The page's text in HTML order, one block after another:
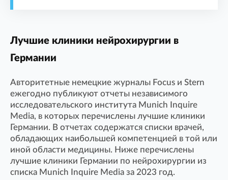
Лучшие клиники нейрохирургии в
Германии
Авторитетные немецкие журналы Focus и Stern
ежегодно публикуют отчеты независимого
исследовательского института Munich Inquire
Media, в которых перечислены лучшие клиники
Германии. В отчетах содержатся списки врачей,
обладающих наибольшей компетенцией в той или
иной области медицины. Ниже перечислены
лучшие клиники Германии по нейрохирургии из
списка Munich Inquire Media за 2023 год.